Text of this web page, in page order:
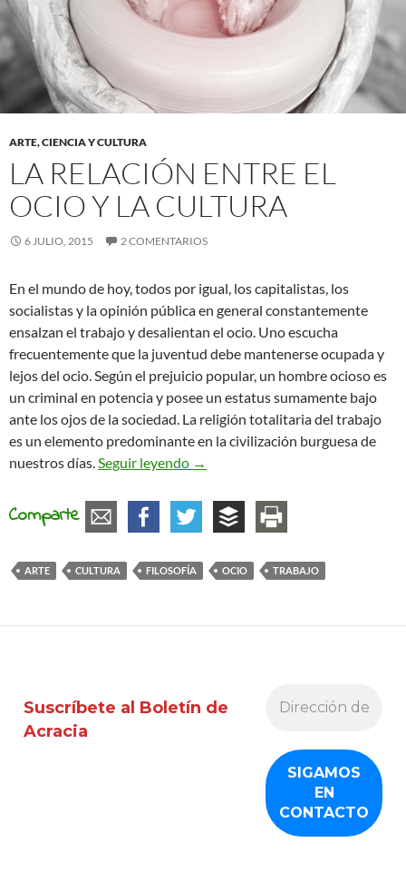
ARTE, CIENCIA Y CULTURA
LA RELACIÓN ENTRE EL
OCIO Y LA CULTURA
6 JULIO, 2015 2 COMENTARIOS
En el mundo de hoy, todos por igual, los capitalistas, los
socialistas y la opinión pública en general constantemente
ensalzan el trabajo y desalientan el ocio. Uno escucha
frecuentemente que la juventud debe mantenerse ocupada y
lejos del ocio. Según el prejuicio popular, un hombre ocioso es
un criminal en potencia y posee un estatus sumamente bajo
ante los ojos de la sociedad. La religión totalitaria del trabajo
es un elemento predominante en la civilización burguesa de
nuestros días.Seguir leyendo La relación entre el ocio y la
→
Comparte
ARTE CULTURA FILOSOFÍA OCIO TRABAJO
Suscríbete al Boletín de
Acracia